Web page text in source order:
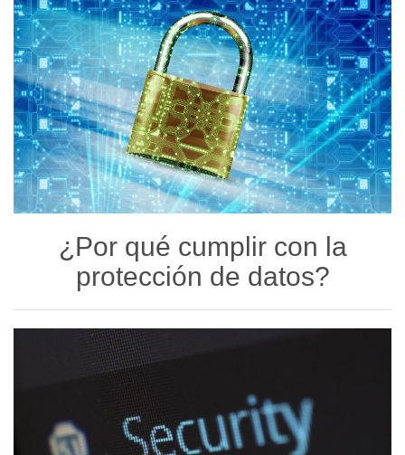
¿Por qué cumplir con la
protección de datos?